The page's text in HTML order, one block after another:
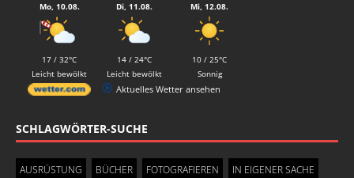
Mo, 10.08.
17 / 32°C
Leicht bewölkt
Di, 11.08.
14 / 24°C
Leicht bewölkt
Mi, 12.08.
10 / 25°C
Sonnig
Aktuelles Wetter ansehen
SCHLAGWÖRTER-SUCHE
AUSRÜSTUNG BÜCHER FOTOGRAFIEREN
IN EIGENER SACHE